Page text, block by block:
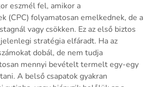
eszmél fel, amikor a
(CPC) folyamatosan emelkednek, de a
vagy csökken. Ez az első biztos
stratégia elfáradt. Ha az
dobál, de nem tudja
mennyi bevételt termelt egy-egy
A belső csapatok gyakran